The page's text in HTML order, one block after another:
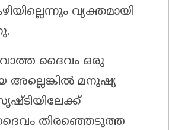
വ്യക്തമായി
ദൈവം ഒരു
മനുഷ്യ
തിരഞ്ഞെടുത്ത